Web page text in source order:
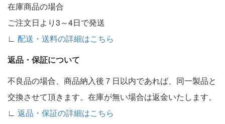
在庫商品の場合
ご注文日より3～4日で発送
∟ 配送・送料の詳細はこちら
返品・保証について
不良品の場合、商品納入後７日以内であれば、同一製品と
交換させて頂きます。在庫が無い場合は返金いたします。
∟ 返品・保証の詳細はこちら